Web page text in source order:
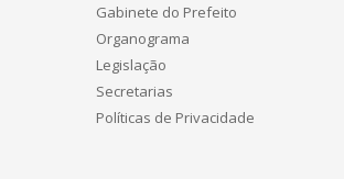
Gabinete do Prefeito
Organograma
Legislação
Secretarias
Políticas de Privacidade